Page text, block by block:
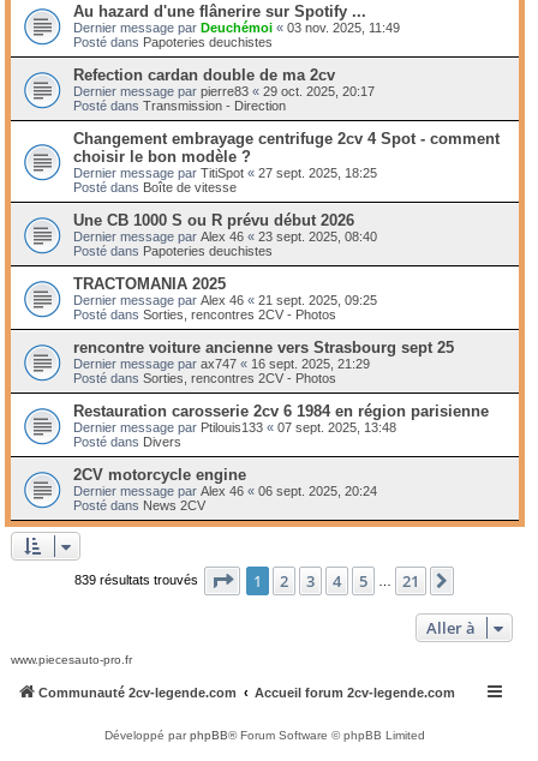
Au hazard d'une flânerire sur Spotify ...
Dernier message par Deuchémoi « 03 nov. 2025, 11:49
Posté dans Papoteries deuchistes
Refection cardan double de ma 2cv
Dernier message par pierre83 « 29 oct. 2025, 20:17
Posté dans Transmission - Direction
Changement embrayage centrifuge 2cv 4 Spot - comment
choisir le bon modèle ?
Dernier message par TitiSpot « 27 sept. 2025, 18:25
Posté dans Boîte de vitesse
Une CB 1000 S ou R prévu début 2026
Dernier message par Alex 46 « 23 sept. 2025, 08:40
Posté dans Papoteries deuchistes
TRACTOMANIA 2025
Dernier message par Alex 46 « 21 sept. 2025, 09:25
Posté dans Sorties, rencontres 2CV - Photos
rencontre voiture ancienne vers Strasbourg sept 25
Dernier message par ax747 « 16 sept. 2025, 21:29
Posté dans Sorties, rencontres 2CV - Photos
Restauration carosserie 2cv 6 1984 en région parisienne
Dernier message par Ptilouis133 « 07 sept. 2025, 13:48
Posté dans Divers
2CV motorcycle engine
Dernier message par Alex 46 « 06 sept. 2025, 20:24
Posté dans News 2CV
839 résultats trouvés Page 1sur21
1 2 3 4 5 21
Aller à
www.piecesauto-pro.fr
Communauté 2cv-legende.com Accueil forum 2cv-legende.com
Développé parphpBB® Forum Software © phpBB Limited